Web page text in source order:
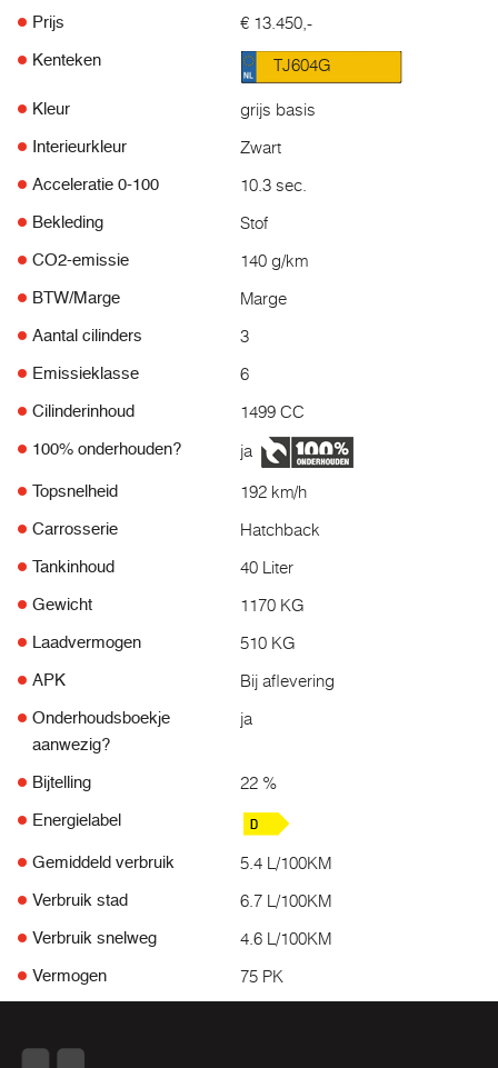
Prijs € 13.450,-
Kenteken TJ604G
Kleur grijs basis
Interieurkleur Zwart
Acceleratie 0-100 10.3 sec.
Bekleding Stof
CO2-emissie 140 g/km
BTW/Marge Marge
Aantal cilinders 3
Emissieklasse 6
Cilinderinhoud 1499 CC
100% onderhouden? ja
Topsnelheid 192 km/h
Carrosserie Hatchback
Tankinhoud 40 Liter
Gewicht 1170 KG
Laadvermogen 510 KG
APK Bij aflevering
Onderhoudsboekje
aanwezig?
ja
Bijtelling 22 %
Energielabel
Gemiddeld verbruik 5.4 L/100KM
Verbruik stad 6.7 L/100KM
Verbruik snelweg 4.6 L/100KM
Vermogen 75 PK